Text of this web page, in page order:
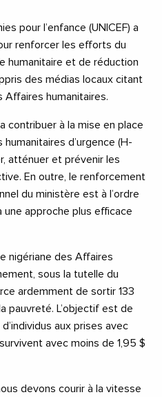
pour l’enfance (UNICEF) a
renforcer les efforts du
humanitaire et de réduction
des médias locaux citant
Affaires humanitaires.
contribuer à la mise en place
humanitaires d’urgence (H-
atténuer et prévenir les
En outre, le renforcement
du ministère est à l’ordre
une approche plus efficace
nigériane des Affaires
sous la tutelle du
ardemment de sortir 133
pauvreté. L’objectif est de
aux prises avec
avec moins de 1,95 $
devons courir à la vitesse